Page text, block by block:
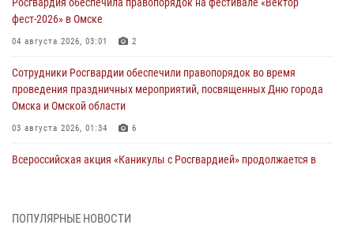
фест-2026» в Омске
04 августа 2026, 03:01 2
Сотрудники Росгвардии обеспечили правопорядок во время
проведения праздничных мероприятий, посвященных Дню города
Омска и Омской области
03 августа 2026, 01:34 6
Всероссийская акция «Каникулы с Росгвардией» продолжается в
ПОПУЛЯРНЫЕ НОВОСТИ